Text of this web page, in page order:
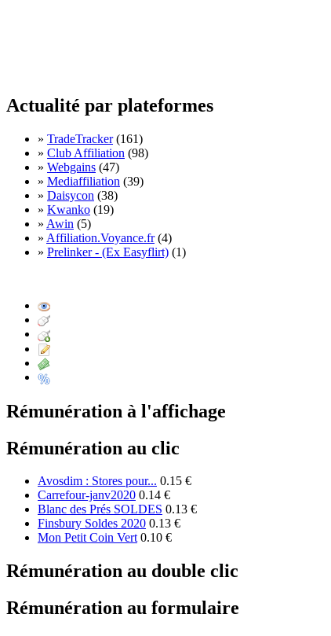
Actualité par plateformes
» TradeTracker (161)
» Club Affiliation (98)
» Webgains (47)
» Mediaffiliation (39)
» Daisycon (38)
» Kwanko (19)
» Awin (5)
» Affiliation.Voyance.fr (4)
» Prelinker - (Ex Easyflirt) (1)
Rémunération à l'affichage
Rémunération au clic
Avosdim : Stores pour... 0.15 €
Carrefour-janv2020 0.14 €
Blanc des Prés SOLDES 0.13 €
Finsbury Soldes 2020 0.13 €
Mon Petit Coin Vert 0.10 €
Rémunération au double clic
Rémunération au formulaire